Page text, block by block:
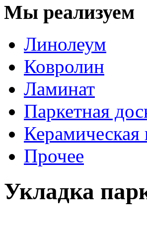
Мы реализуем
Линолеум
Ковролин
Ламинат
Паркетная
Керамическая
Прочее
Укладка